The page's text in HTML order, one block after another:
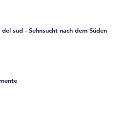
sud - Sehnsucht nach dem Süden